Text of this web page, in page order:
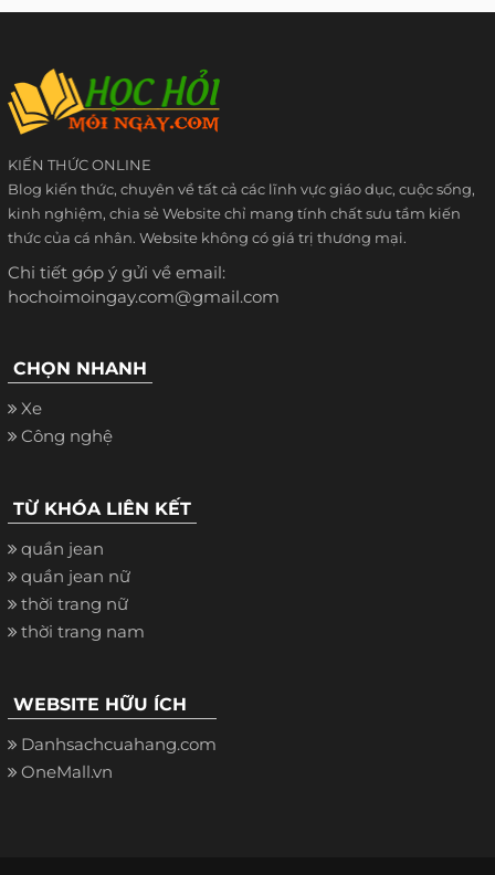
KIẾN THỨC ONLINE
Blog kiến thức, chuyên về tất cả các lĩnh vực giáo dục, cuộc sống,
kinh nghiệm, chia sẻ Website chỉ mang tính chất sưu tầm kiến
thức của cá nhân. Website không có giá trị thương mại.
Chi tiết góp ý gửi về email:
hochoimoingay.com@gmail.com
CHỌN NHANH
Xe
Công nghệ
TỪ KHÓA LIÊN KẾT
quần jean
quần jean nữ
thời trang nữ
thời trang nam
WEBSITE HỮU ÍCH
Danhsachcuahang.com
OneMall.vn